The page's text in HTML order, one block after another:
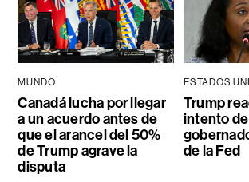
MUNDO
Canadá lucha por llegar
a un acuerdo antes de
que el arancel del 50%
de Trump agrave la
disputa
ESTADOS
Trump
intento
de la Fed